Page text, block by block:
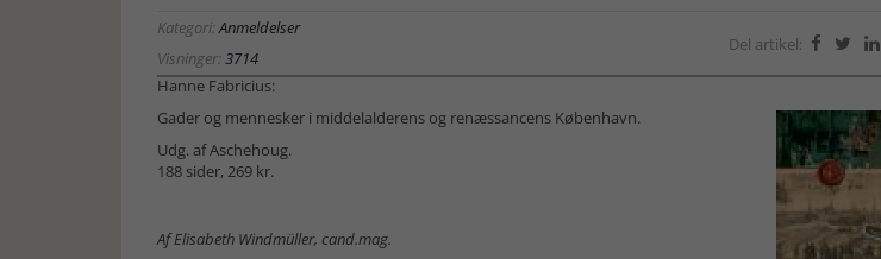
Kategori:Anmeldelser
Visninger:3714
Del artikel:   
Hanne Fabricius:
Gader og mennesker i middelalderens og renæssancens København.
Udg. af Aschehoug.
188 sider, 269 kr.
Af Elisabeth Windmüller, cand.mag.